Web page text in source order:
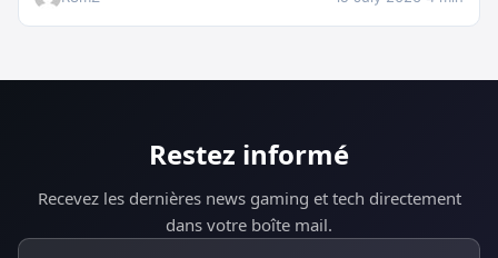
Restez informé
Recevez les dernières news gaming et tech directement
dans votre boîte mail.